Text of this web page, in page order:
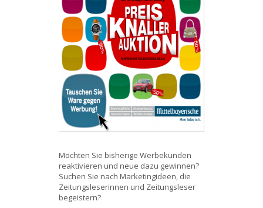
Möchten Sie bisherige Werbekunden
reaktivieren und neue dazu gewinnen?
Suchen Sie nach Marketingideen, die
Zeitungsleserinnen und Zeitungsleser
begeistern?